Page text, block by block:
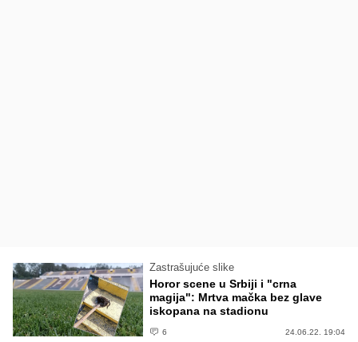
Zastrašujuće slike
Horor scene u Srbiji i "crna
magija": Mrtva mačka bez glave
iskopana na stadionu
6 24.06.22. 19:04